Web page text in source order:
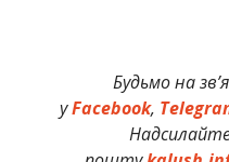
Будьмо на
уFacebook,